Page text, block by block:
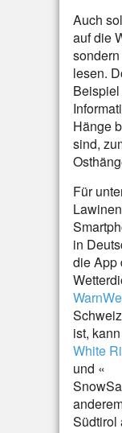
Auch
auf die
lesen.
Hänge
sind,
Für
in
die App
ist,
White
und «
Südtirol